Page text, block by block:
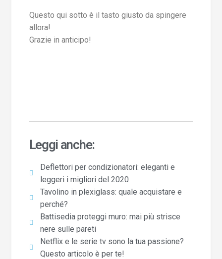
Questo qui sotto è il tasto giusto da spingere
allora!
Grazie in anticipo!
Leggi anche:
Deflettori per condizionatori: eleganti e
leggeri i migliori del 2020
Tavolino in plexiglass: quale acquistare e
perché?
Battisedia proteggi muro: mai più strisce
nere sulle pareti
Netflix e le serie tv sono la tua passione?
Questo articolo è per te!